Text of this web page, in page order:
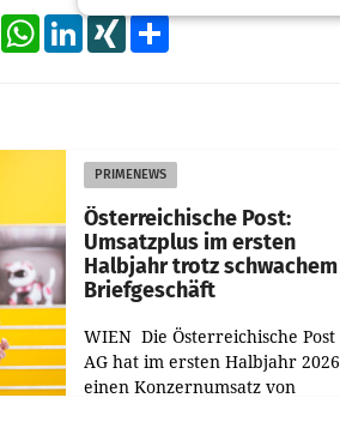
MessengerWhatsAppLinkedInXING Teilen
PRIMENEWS
Österreichische Post:
Umsatzplus im ersten
Halbjahr trotz schwachem
Briefgeschäft
WIEN Die Österreichische Post
AG hat im ersten Halbjahr 2026
einen Konzernumsatz von